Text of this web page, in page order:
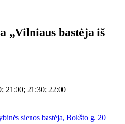
„Vilniaus bastėja iš
21:00; 21:30; 22:00
sienos bastėja, Bokšto g. 20